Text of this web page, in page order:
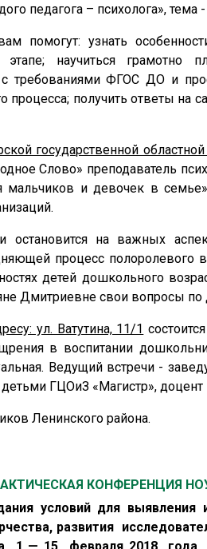
педагога – психолога», тема
помогут: узнать
научиться грамотно
с требованиями ФГОС ДО и
процесса; получить ответы
государственной
Слово» преподаватель
мальчиков и девочек в
на важных
процесс полоролевого
детей дошкольного
Дмитриевне свои вопросы по
ул. Ватутина, 11/1
в воспитании
Ведущий встречи -
ГЦОиЗ «Магистр»,
Ленинского района.
КОНФЕРЕНЦИЯ
условий для выявления
развития